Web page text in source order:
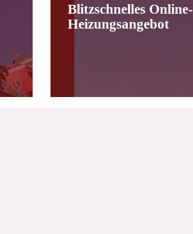
Blitzschnelles Online-
Heizungsangebot